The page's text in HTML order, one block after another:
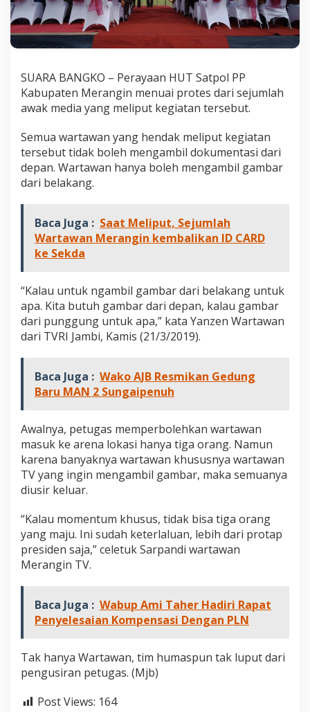
W
a
t
a
n
D
a
r
a
e
l
i
SUARA BANGKO – Perayaan HUT Satpol PP
Kabupaten Merangin menuai protes dari sejumlah
awak media yang meliput kegiatan tersebut.
Semua wartawan yang hendak meliput kegiatan
tersebut tidak boleh mengambil dokumentasi dari
depan. Wartawan hanya boleh mengambil gambar
dari belakang.
Baca Juga : Saat Meliput, Sejumlah
Wartawan Merangin kembalikan ID CARD
ke Sekda
“Kalau untuk ngambil gambar dari belakang untuk
apa. Kita butuh gambar dari depan, kalau gambar
dari punggung untuk apa,” kata Yanzen Wartawan
dari TVRI Jambi, Kamis (21/3/2019).
Baca Juga : Wako AJB Resmikan Gedung
Baru MAN 2 Sungaipenuh
Awalnya, petugas memperbolehkan wartawan
masuk ke arena lokasi hanya tiga orang. Namun
karena banyaknya wartawan khususnya wartawan
TV yang ingin mengambil gambar, maka semuanya
diusir keluar.
“Kalau momentum khusus, tidak bisa tiga orang
yang maju. Ini sudah keterlaluan, lebih dari protap
presiden saja,” celetuk Sarpandi wartawan
Merangin TV.
Baca Juga : Wabup Ami Taher Hadiri Rapat
Penyelesaian Kompensasi Dengan PLN
Tak hanya Wartawan, tim humaspun tak luput dari
pengusiran petugas. (Mjb)
Post Views: 164